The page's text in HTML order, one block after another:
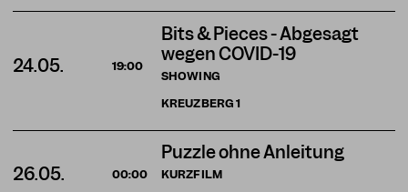
Bits & Pieces - Abgesagt
wegen COVID-19
SHOWING
24.05. 19:00
KREUZBERG1
Puzzle ohne Anleitung
KURZFILM
26.05.
00:00